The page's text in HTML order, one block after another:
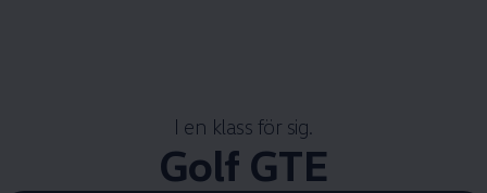
I en klass för sig.
Golf GTE